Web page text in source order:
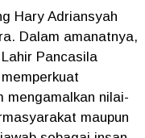
Hary Adriansyah
Dalam amanatnya,
Pancasila
mengamalkan nilai-
maupun